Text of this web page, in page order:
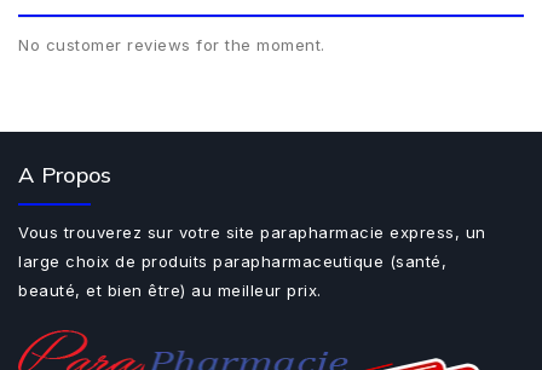
No customer reviews for the moment.
A Propos
Vous trouverez sur votre site parapharmacie express, un
large choix de produits parapharmaceutique (santé,
beauté, et bien être) au meilleur prix.